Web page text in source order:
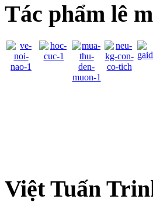
Tác phẩm lê
Việt Tuấn